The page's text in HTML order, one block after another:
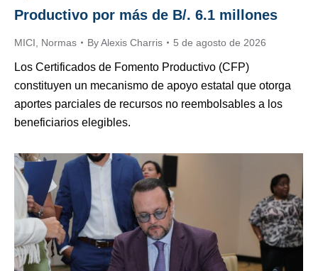
Productivo por más de B/. 6.1 millones
MICI Normas ByAlexis Charris 5 de agosto de 2026
Los Certificados de Fomento Productivo (CFP)
constituyen un mecanismo de apoyo estatal que otorga
aportes parciales de recursos no reembolsables a los
beneficiarios elegibles.